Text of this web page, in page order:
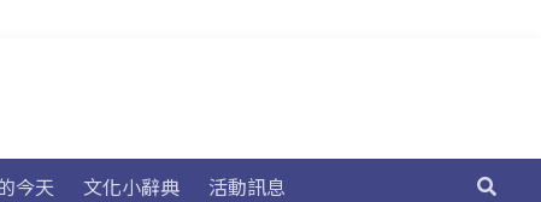
今天 文化小辭典 活動訊息